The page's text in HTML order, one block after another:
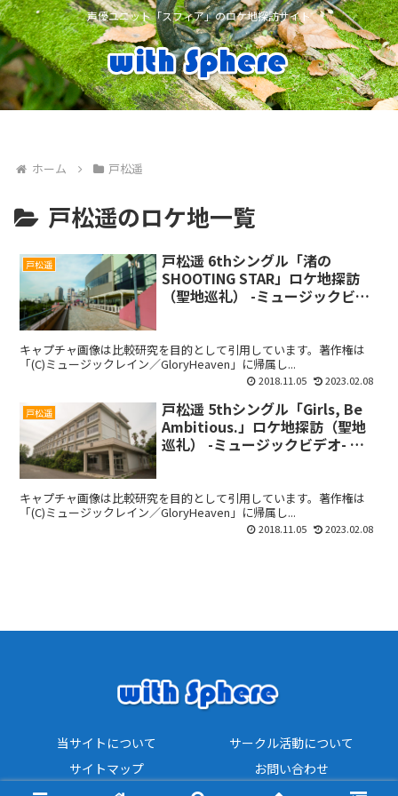
声優ユニット「スフィア」のロケ地探訪サイト
ホーム 戸松遥
戸松遥のロケ地一覧
戸松遥
戸松遥 6thシングル「渚の
SHOOTING STAR」ロケ地探訪
（聖地巡礼） -ミュージックビデ
キャプチャ画像は比較研究を目的として引用しています。著作権は
「(C)ミュージックレイン／GloryHeaven」に帰属し...
2018.11.05 2023.02.08
戸松遥
戸松遥 5thシングル「Girls, Be
Ambitious.」ロケ地探訪（聖地
巡礼） -ミュージックビデオ- 神
キャプチャ画像は比較研究を目的として引用しています。著作権は
「(C)ミュージックレイン／GloryHeaven」に帰属し...
2018.11.05 2023.02.08
当サイトについて
サークル活動について
サイトマップ
お問い合わせ